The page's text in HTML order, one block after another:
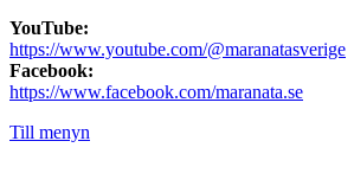
YouTube:
https://www.youtube.com/@maranatasverige
Facebook:
https://www.facebook.com/maranata.se
Till menyn